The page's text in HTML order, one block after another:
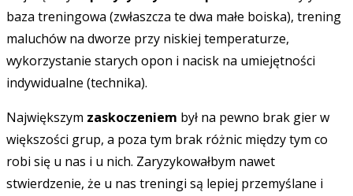
baza treningowa (zwłaszcza te dwa małe boiska), trening
maluchów na dworze przy niskiej temperaturze,
wykorzystanie starych opon i nacisk na umiejętności
indywidualne (technika).
Największym zaskoczeniem był na pewno brak gier w
większości grup, a poza tym brak różnic między tym co
robi się u nas i u nich. Zaryzykowałbym nawet
stwierdzenie, że u nas treningi są lepiej przemyślane i